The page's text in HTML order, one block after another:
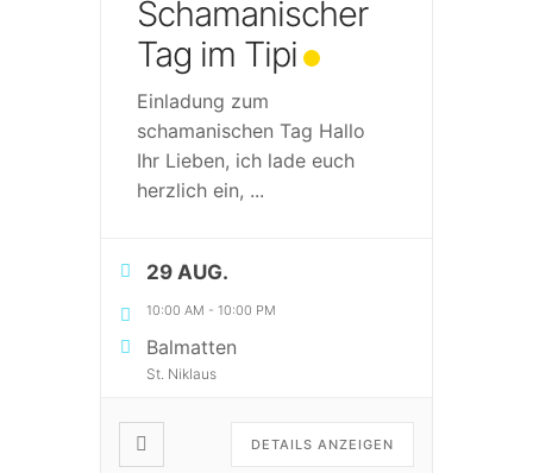
Schamanischer
Tag im Tipi
Einladung zum
schamanischen Tag Hallo
Ihr Lieben, ich lade euch
herzlich ein, ...
29 AUG.
10:00 AM - 10:00 PM
Balmatten
St. Niklaus
DETAILS ANZEIGEN